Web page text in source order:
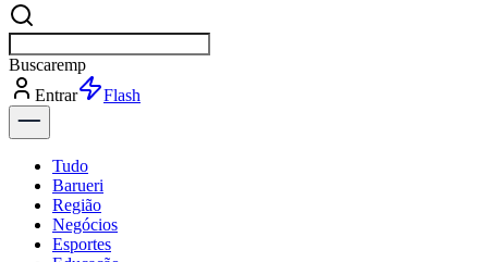
Buscaresportes
Entrar
Flash
Tudo
Barueri
Região
Negócios
Esportes